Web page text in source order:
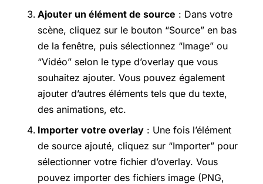
Ajouter un élément de source : Dans votre
scène, cliquez sur le bouton “Source” en bas
de la fenêtre, puis sélectionnez “Image” ou
“Vidéo” selon le type d’overlay que vous
souhaitez ajouter. Vous pouvez également
ajouter d’autres éléments tels que du texte,
des animations, etc.
Importer votre overlay : Une fois l’élément
de source ajouté, cliquez sur “Importer” pour
sélectionner votre fichier d’overlay. Vous
pouvez importer des fichiers image (PNG,